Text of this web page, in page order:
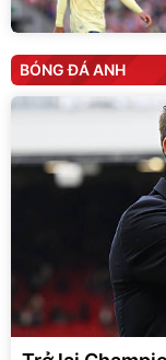
BÓNG ĐÁ ANH